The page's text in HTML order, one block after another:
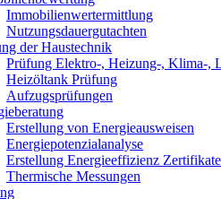
Immobilienwertermittlung
Nutzungsdauergutachten
der Haustechnik
Prüfung Elektro-, Heizung-, Klima-,
Heizöltank Prüfung
Aufzugsprüfungen
Erstellung von Energieausweisen
Energiepotenzialanalyse
Erstellung Energieeffizienz Zertifikate
Thermische Messungen